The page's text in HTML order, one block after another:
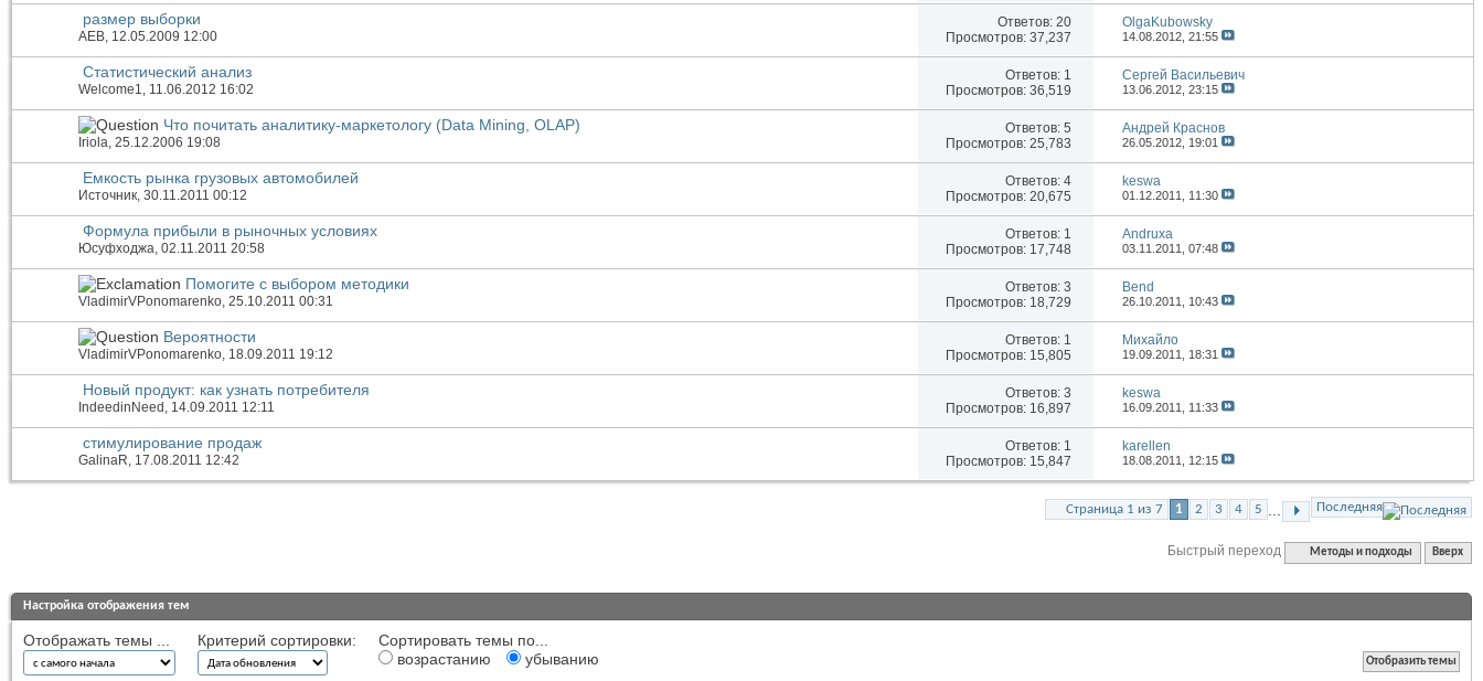
размер выборки
АЕВ, 12.05.2009 12:00
Ответов: 20
Просмотров: 37,237
OlgaKubowsky
14.08.2012,21:55
Статистический анализ
Welcome1, 11.06.2012 16:02
Ответов: 1
Просмотров: 36,519
Сергей Васильевич
13.06.2012,23:15
Что почитать аналитику-маркетологу (Data Mining, OLAP)
Iriola, 25.12.2006 19:08
Ответов: 5
Просмотров: 25,783
Андрей Краснов
26.05.2012, 19:01
Емкость рынка грузовых автомобилей
Источник, 30.11.2011 00:12
Ответов: 4
Просмотров: 20,675
keswa
01.12.2011, 11:30
Формула прибыли в рыночных условиях
Юсуфходжа, 02.11.2011 20:58
Ответов: 1
Просмотров: 17,748
Andruxa
03.11.2011,07:48
Помогите с выбором методики
VladimirVPonomarenko, 25.10.2011 00:31
Ответов: 3
Просмотров: 18,729
Bend
26.10.2011, 10:43
Вероятности
VladimirVPonomarenko, 18.09.2011 19:12
Ответов: 1
Просмотров: 15,805
Михайло
19.09.2011, 18:31
Новый продукт: как узнать потребителя
IndeedinNeed , 14.09.2011 12:11
Ответов: 3
Просмотров: 16,897
keswa
16.09.2011, 11:33
стимулирование продаж
GalinaR, 17.08.2011 12:42
Ответов: 1
Просмотров: 15,847
karellen
18.08.2011, 12:15
Страница 1 из 7 1 2 3 4 5 ... Последняя
Быстрый переход Методы и подходы Вверх
Настройка отображения тем
Отображать темы ... Критерий сортировки:
Сортировать темы по...
возрастанию
убыванию